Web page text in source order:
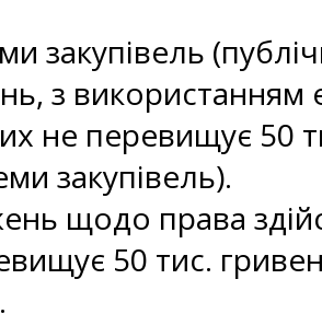
з використанням
не перевищує 50
закупівель).
щодо права
50 тис.